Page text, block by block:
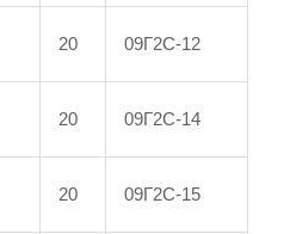
20 09Г2С-12
20 09Г2С-14
20 09Г2С-15